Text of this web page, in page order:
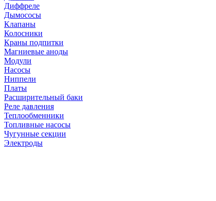
Диффреле
Дымососы
Клапаны
Колосники
Краны подпитки
Магниевые аноды
Модули
Насосы
Ниппели
Платы
Расширительный баки
Реле давления
Теплообменники
Топливные насосы
Чугунные секции
Электроды